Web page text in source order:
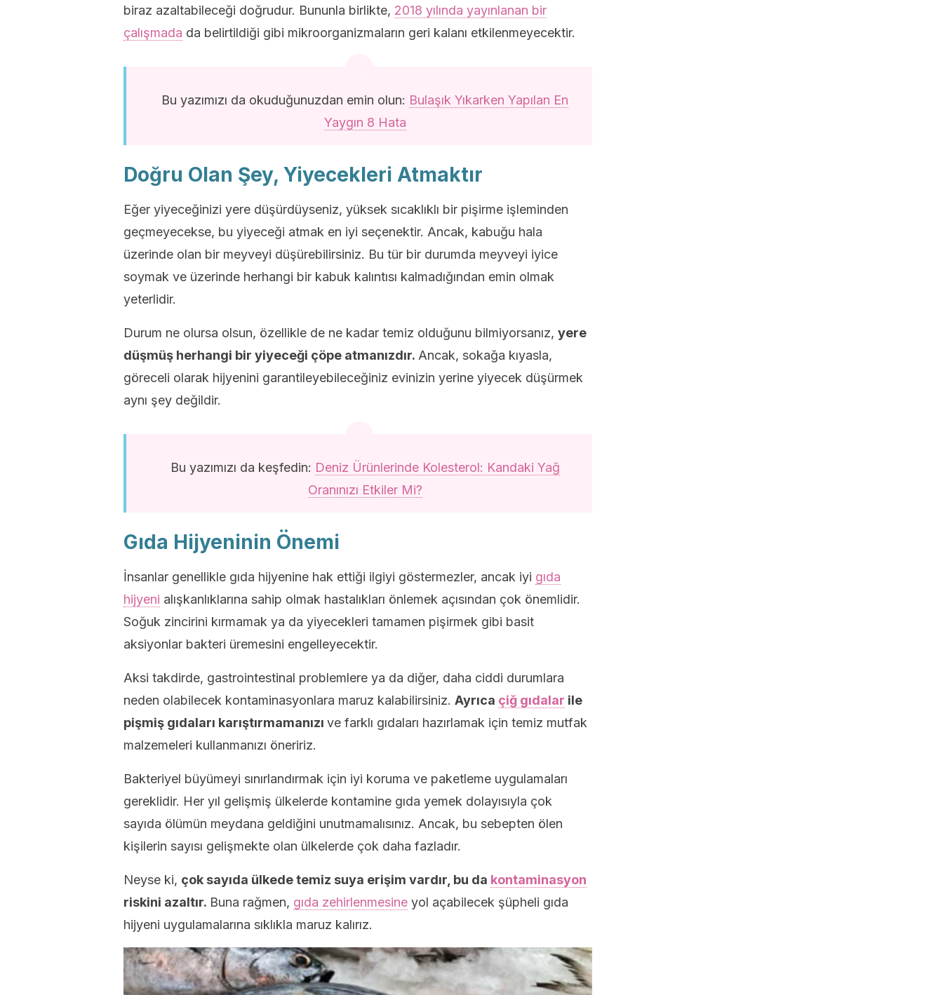
biraz azaltabileceği doğrudur. Bununla birlikte, 2018 yılında yayınlanan bir
çalışmada da belirtildiği gibi mikroorganizmaların geri kalanı etkilenmeyecektir.
Bu yazımızı da okuduğunuzdan emin olun: Bulaşık Yıkarken Yapılan En
Yaygın 8 Hata
Doğru Olan Şey, Yiyecekleri Atmaktır
Eğer yiyeceğinizi yere düşürdüyseniz, yüksek sıcaklıklı bir pişirme işleminden
geçmeyecekse, bu yiyeceği atmak en iyi seçenektir. Ancak, kabuğu hala
üzerinde olan bir meyveyi düşürebilirsiniz. Bu tür bir durumda meyveyi iyice
soymak ve üzerinde herhangi bir kabuk kalıntısı kalmadığından emin olmak
yeterlidir.
Durum ne olursa olsun, özellikle de ne kadar temiz olduğunu bilmiyorsanız, yere
düşmüş herhangi bir yiyeceği çöpe atmanızdır. Ancak, sokağa kıyasla,
göreceli olarak hijyenini garantileyebileceğiniz evinizin yerine yiyecek düşürmek
aynı şey değildir.
Bu yazımızı da keşfedin: Deniz Ürünlerinde Kolesterol: Kandaki Yağ
Oranınızı Etkiler Mi?
Gıda Hijyeninin Önemi
İnsanlar genellikle gıda hijyenine hak ettiği ilgiyi göstermezler, ancak iyi gıda
hijyeni alışkanlıklarına sahip olmak hastalıkları önlemek açısından çok önemlidir.
Soğuk zincirini kırmamak ya da yiyecekleri tamamen pişirmek gibi basit
aksiyonlar bakteri üremesini engelleyecektir.
Aksi takdirde, gastrointestinal problemlere ya da diğer, daha ciddi durumlara
neden olabilecek kontaminasyonlara maruz kalabilirsiniz. Ayrıca çiğ gıdalar ile
pişmiş gıdaları karıştırmamanızı ve farklı gıdaları hazırlamak için temiz mutfak
malzemeleri kullanmanızı öneririz.
Bakteriyel büyümeyi sınırlandırmak için iyi koruma ve paketleme uygulamaları
gereklidir. Her yıl gelişmiş ülkelerde kontamine gıda yemek dolayısıyla çok
sayıda ölümün meydana geldiğini unutmamalısınız. Ancak, bu sebepten ölen
kişilerin sayısı gelişmekte olan ülkelerde çok daha fazladır.
Neyse ki, çok sayıda ülkede temiz suya erişim vardır, bu da kontaminasyon
riskini azaltır. Buna rağmen, gıda zehirlenmesine yol açabilecek şüpheli gıda
hijyeni uygulamalarına sıklıkla maruz kalırız.